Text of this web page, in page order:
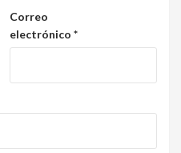
Correo
electrónico *